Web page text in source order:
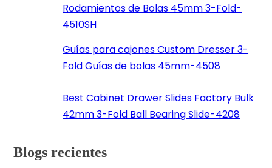
Rodamientos de Bolas 45mm 3-Fold-
4510SH
Guías para cajones Custom Dresser 3-
Fold Guías de bolas 45mm-4508
Best Cabinet Drawer Slides Factory Bulk
42mm 3-Fold Ball Bearing Slide-4208
Blogs recientes